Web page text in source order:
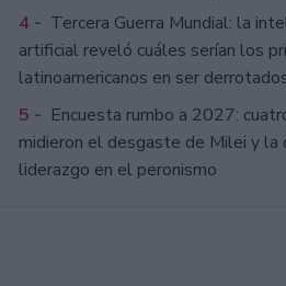
4 - Tercera Guerra Mundial: la
artificial reveló cuáles serían los
latinoamericanos en ser
5 - Encuesta rumbo a 2027:
midieron el desgaste de Milei y la
liderazgo en el peronismo